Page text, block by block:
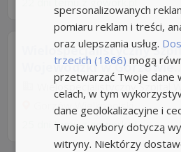
Wielospecjalistyczny
Wojewódzki w
Wielospecjalistyczny Szpital
Gorzów Wielkopolski
25 dni temu zgowork.pl
spersonalizowanych
pomiaru reklam i treści,
oraz ulepszania usług.
trzecich (1866) mogą
przetwarzać Twoje dane
celach, w tym
dane geolokalizacyjne i
Twoje wybory dotyczą
witryny. Niektórzy